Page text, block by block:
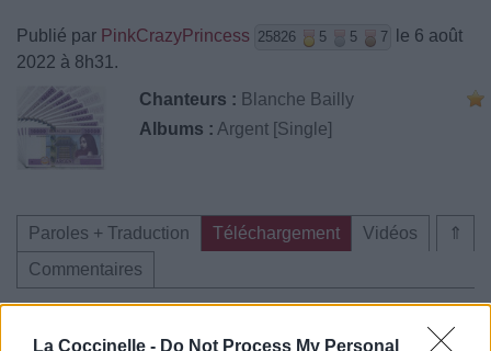
La Coccinelle - Do Not Process My Personal
Publié par PinkCrazyPrincess 25826 5 5 7
le 6 août
2022 à 8h31.
Chanteurs : Blanche Bailly
Albums : Argent [Single]
⇑
Paroles + Traduction Téléchargement
Vidéos
Commentaires